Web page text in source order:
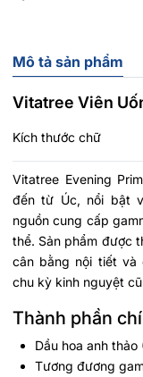
Mô tả sản phẩm
Vitatree Viên
Kích thước chữ
Vitatree Evening
đến từ Úc, nổi bật
nguồn cung cấp
thể. Sản phẩm được
cân bằng nội tiết và
chu kỳ kinh nguyệt
Thành phần
Dầu hoa anh thảo
Tương đương